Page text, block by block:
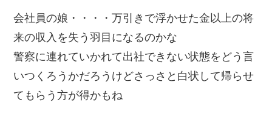
会社員の娘・・・・万引きで浮かせた金以上の将
来の収入を失う羽目になるのかな
警察に連れていかれて出社できない状態をどう言
いつくろうかだろうけどさっさと白状して帰らせ
てもらう方が得かもね